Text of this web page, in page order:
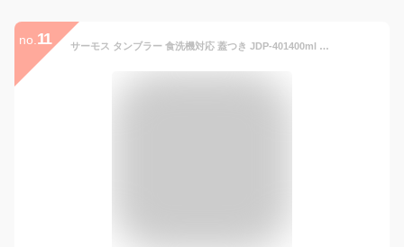
no. 11 サーモス タンブラー 食洗機対応 蓋つき JDP-401400ml 保温 保冷 マグ オフィス ステンレス おしゃれ 持ち運び 結露しない 結婚祝い ペア プレゼント